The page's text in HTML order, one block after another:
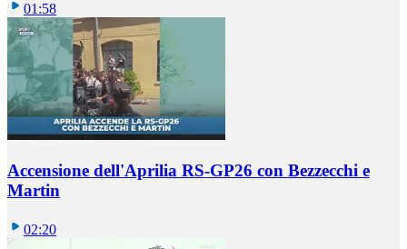
01:58
Accensione dell'Aprilia RS-GP26 con Bezzecchi e
Martin
02:20